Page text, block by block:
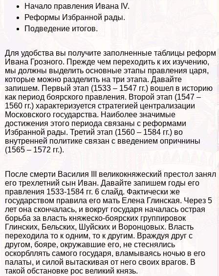
Начало правления Ивана IV.
Реформы Избранной рады.
Подведение итогов.
Для удобства вы получите заполненные таблицы реформ
Ивана Грозного. Прежде чем переходить к их изучению,
мы должны выделить основные этапы правления царя,
которые можно разделить на три этапа. Давайте
запишем. Первый этап (1533 – 1547 гг.) вошел в историю
как период боярского правления. Второй этап (1547 –
1560 гг.) хаpaктеризуется стратегией централизации
Московского государства. Наиболее значимые
достижения этого периода связаны с реформами
Избранной рады. Третий этап (1560 – 1584 гг.) во
внутренней политике связан с введением опричнины
(1565 – 1572 гг.).
После cмepти Василия III великокняжеский престол занял
его трехлетний сын Иван. Давайте запишем годы его
правления 1533-1584 гг. 6 слайд. Фактически же
государством правила его мать Елена Глинская. Через 5
лет она скончалась, и вокруг государя началась острая
борьба за власть княжеско-боярских группировок
Глинских, Бельских, Шуйских и Воронцовых. Власть
переходила то к одним, то к другим. Враждуя друг с
другом, бояре, окружавшие его, не стеснялись
оскорбллять самого государя, вламываясь ночью в его
палаты, и силой вытаскивая от него своих врагов. В
такой обстановке рос великий князь.